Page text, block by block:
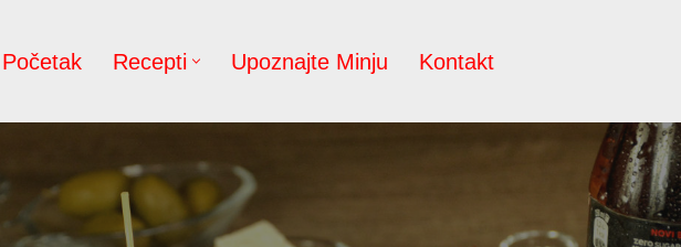
Početak Recepti Upoznajte Minju Kontakt